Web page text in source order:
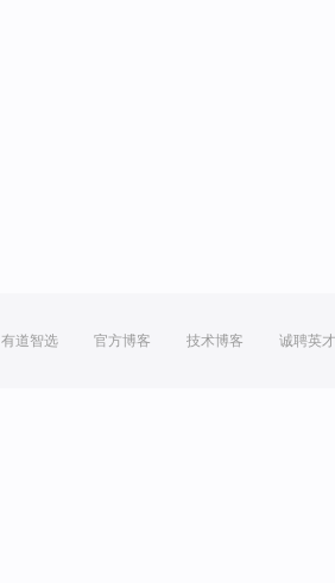
有道智选 官方博客 技术博客 诚聘英才